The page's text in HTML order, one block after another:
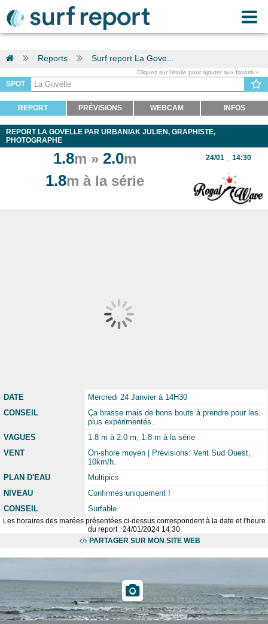
Reports Surf report La Gove...
Cliquez sur l'étoile pour ajouter aux favoris
SPOT
REPORT PRÉVISIONS WEBCAM INFOS
REPORT LA GOVELLE PAR URBANIAK JULIEN, GRAPHISTE,
PHOTOGRAPHE
1.8m » 2.0m
1.8m à la série
24/01 _ 14:30
DATE
Mercredi 24 Janvier à 14H30
CONSEIL
Ça brasse mais de bons bouts à prendre pour les
plus expérimentés.
VAGUES
1.8 m à 2.0 m, 1.8 m à la série
VENT
On-shore moyen | Prévisions: Vent Sud Ouest,
10km/h.
PLAN D'EAU
Multipics
NIVEAU
Confirmés uniquement !
CONSEIL
Surfable
Les horaires des marées présentées ci-dessus correspondent à la date et l'heure
du report : 24/01/2024 14:30
PARTAGER SUR MON SITE WEB